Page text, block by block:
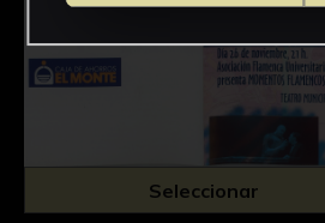
Seleccionar